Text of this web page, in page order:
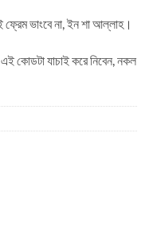
ফ্রেম ভাংবে না, ইন শা আল্লাহ।
কোডটা যাচাই করে নিবেন, নকল